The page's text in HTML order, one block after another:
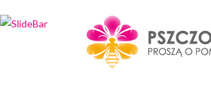
Wybierz projekt
który Cię interesuje